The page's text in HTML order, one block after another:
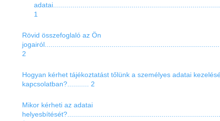
1
Rövid összefoglaló az Ön
2
Hogyan kérhet tájékoztatást tőlünk a személyes adatai
kapcsolatban?........... 2
Mikor kérheti az adatai